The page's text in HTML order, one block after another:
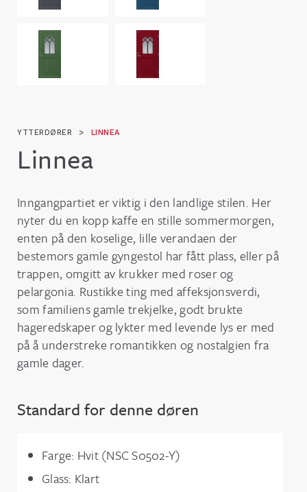
YTTERDØRER > LINNEA
Linnea
Inngangpartiet er viktig i den landlige stilen. Her
nyter du en kopp kaffe en stille sommermorgen,
enten på den koselige, lille verandaen der
bestemors gamle gyngestol har fått plass, eller på
trappen, omgitt av krukker med roser og
pelargonia. Rustikke ting med affeksjonsverdi,
som familiens gamle trekjelke, godt brukte
hageredskaper og lykter med levende lys er med
på å understreke romantikken og nostalgien fra
gamle dager.
Standard for denne døren
Farge: Hvit (NSC S0502-Y)
Glass: Klart